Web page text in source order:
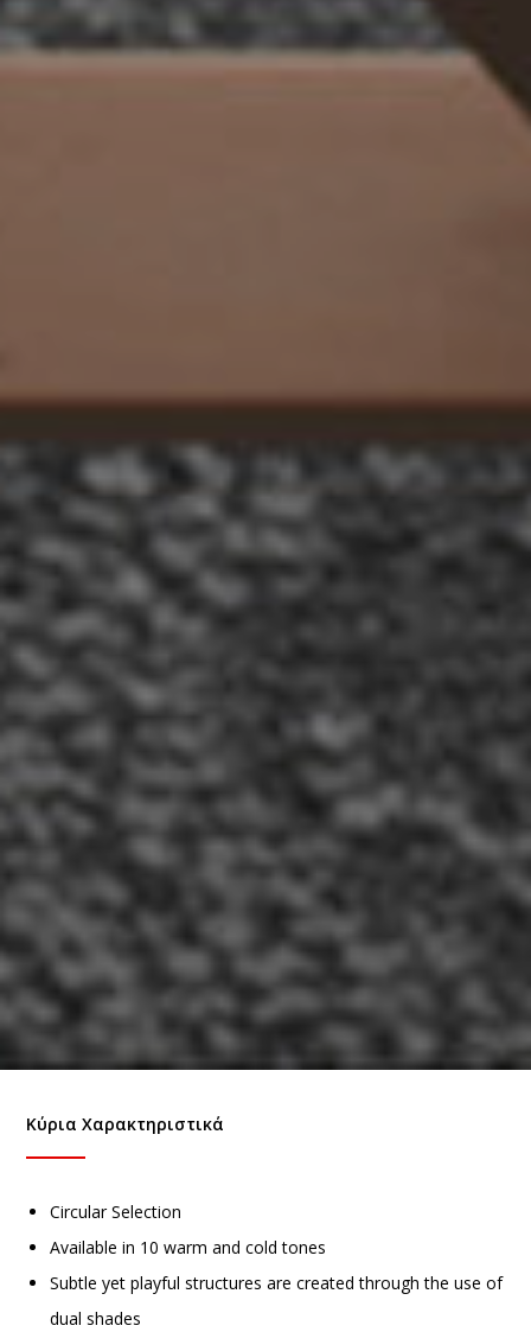
Κύρια Χαρακτηριστικά
Circular Selection
Available in 10 warm and cold tones
Subtle yet playful structures are created through the use of
dual shades